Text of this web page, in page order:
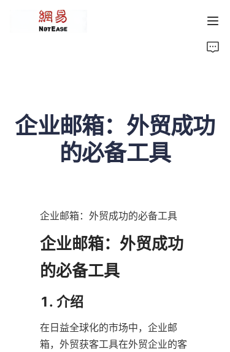
企业邮箱：外贸成功
的必备工具
企业邮箱：外贸成功的必备工具
企业邮箱：外贸成功
的必备工具
1. 介绍
在日益全球化的市场中，企业邮
箱，外贸获客工具在外贸企业的客
AI团队
新闻中心